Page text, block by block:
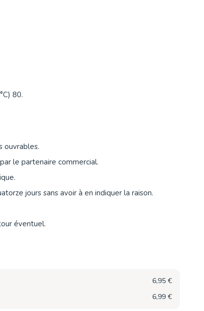
80.
ouvrables.
le partenaire commercial.
jours sans avoir à en indiquer la raison.
éventuel.
6,95 €
6,99 €